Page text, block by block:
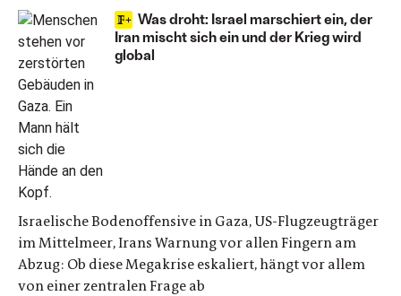
Was droht: Israel marschiert ein, der
Iran mischt sich ein und der Krieg wird
global
Israelische Bodenoffensive in Gaza, US-Flugzeugträger
im Mittelmeer, Irans Warnung vor allen Fingern am
Abzug: Ob diese Megakrise eskaliert, hängt vor allem
von einer zentralen Frage ab